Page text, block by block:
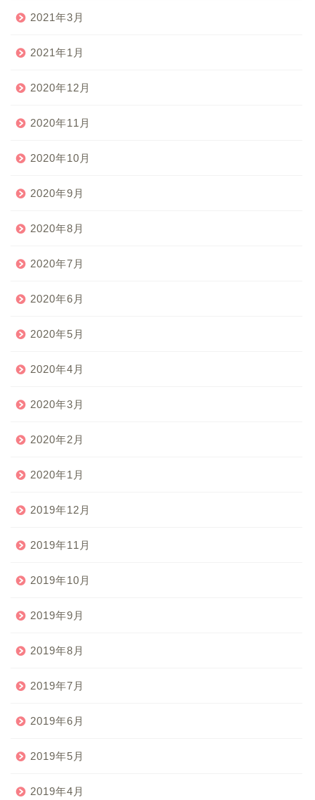
2021年3月
2021年1月
2020年12月
2020年11月
2020年10月
2020年9月
2020年8月
2020年7月
2020年6月
2020年5月
2020年4月
2020年3月
2020年2月
2020年1月
2019年12月
2019年11月
2019年10月
2019年9月
2019年8月
2019年7月
2019年6月
2019年5月
2019年4月